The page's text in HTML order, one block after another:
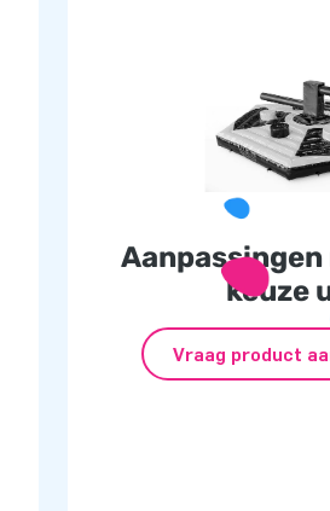
keuze
Vraag product